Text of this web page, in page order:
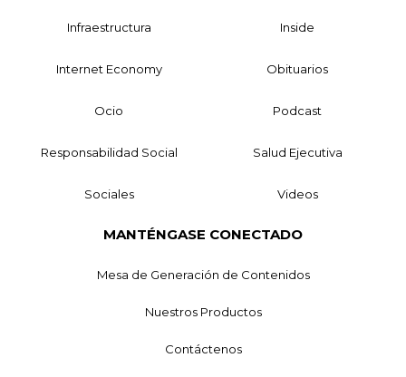
Infraestructura Inside
Internet Economy Obituarios
Ocio Podcast
Responsabilidad Social Salud Ejecutiva
Sociales Videos
MANTÉNGASE CONECTADO
Mesa de Generación de Contenidos
Nuestros Productos
Contáctenos